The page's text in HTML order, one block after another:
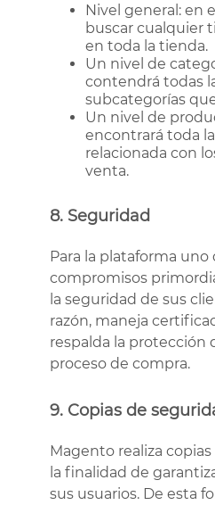
Nivel general: en
buscar cualquier
en toda la tienda.
Un nivel de
contendrá todas
subcategorías
Un nivel de
encontrará toda
relacionada con
venta.
8. Seguridad
Para la plataforma uno
compromisos
la seguridad de sus
razón, maneja
respalda la protección
proceso de compra.
9. Copias de
Magento realiza
la finalidad de
sus usuarios. De esta